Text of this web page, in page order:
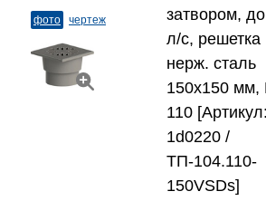
фото чертеж
затвором,
л/с, решетка
нерж. сталь
150x150 мм,
110 [Артикул:
1d0220 /
ТП-104.110-
150VSDs]